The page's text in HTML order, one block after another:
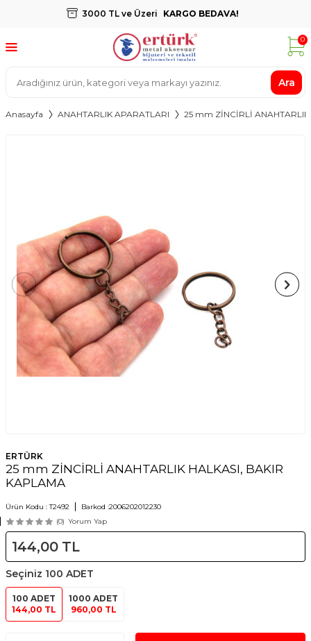
3000 TL ve Üzeri KARGO BEDAVA!
Ara
0
Anasayfa ANAHTARLIK APARATLARI 25 mm ZİNCİRLİ
ERTÜRK
25 mm ZİNCİRLİ ANAHTARLIK HALKASI, BAKIR
KAPLAMA
Ürün Kodu :T2492 Barkod :2006202012230
(0) Yorum Yap
144,00 TL
Seçiniz 100 ADET
100 ADET
144,00 TL
1000 ADET
960,00 TL